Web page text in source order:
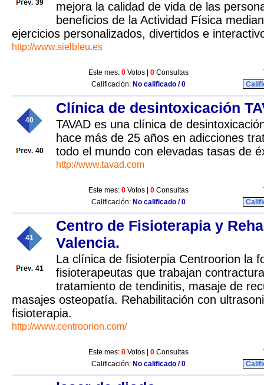
39
mejora la calidad de vida de las
beneficios de la Actividad Física
ejercicios personalizados, divertidos e
http://www.sielbleu.es
Este mes: 0 Votos | 0 Consultas
Calificación: No calificado / 0
40
40
Clínica de desintoxicación
TAVAD es una clínica de
hace más de 25 años en adicciones
todo el mundo con elevadas tasas de
http://www.tavad.com
Este mes: 0 Votos | 0 Consultas
Calificación: No calificado / 0
41
41
Centro de Fisioterapia y
Valencia.
La clínica de fisioterpia Centroorion la
fisioterapeutas que trabajan
tratamiento de tendinitis, masaje de
masajes osteopatía. Rehabilitación con
fisioterapia.
http://www.centroorion.com/
Este mes: 0 Votos | 0 Consultas
Calificación: No calificado / 0